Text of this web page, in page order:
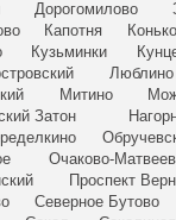
Дорогомилово
Капотня
Кузьминки
Люблино
Митино
Затон
Очаково-
Проспект
Северное Бутово